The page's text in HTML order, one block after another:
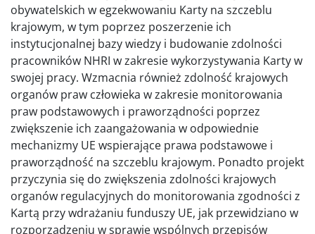
obywatelskich w egzekwowaniu Karty na szczeblu
krajowym, w tym poprzez poszerzenie ich
instytucjonalnej bazy wiedzy i budowanie zdolności
pracowników NHRI w zakresie wykorzystywania Karty w
swojej pracy. Wzmacnia również zdolność krajowych
organów praw człowieka w zakresie monitorowania
praw podstawowych i praworządności poprzez
zwiększenie ich zaangażowania w odpowiednie
mechanizmy UE wspierające prawa podstawowe i
praworządność na szczeblu krajowym. Ponadto projekt
przyczynia się do zwiększenia zdolności krajowych
organów regulacyjnych do monitorowania zgodności z
Kartą przy wdrażaniu funduszy UE, jak przewidziano w
rozporządzeniu w sprawie wspólnych przepisów